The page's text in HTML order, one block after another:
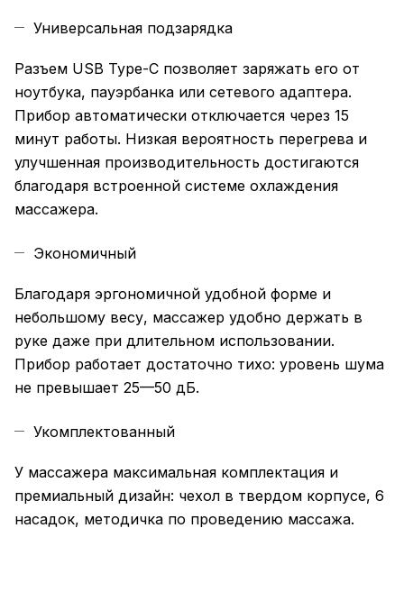
Универсальная подзарядка
Разъем USB Type-C позволяет заряжать его от
ноутбука, пауэрбанка или сетевого адаптера.
Прибор автоматически отключается через 15
минут работы. Низкая вероятность перегрева и
улучшенная производительность достигаются
благодаря встроенной системе охлаждения
массажера.
Экономичный
Благодаря эргономичной удобной форме и
небольшому весу, массажер удобно держать в
руке даже при длительном использовании.
Прибор работает достаточно тихо: уровень шума
не превышает 25—50 дБ.
Укомплектованный
У массажера максимальная комплектация и
премиальный дизайн: чехол в твердом корпусе, 6
насадок, методичка по проведению массажа.